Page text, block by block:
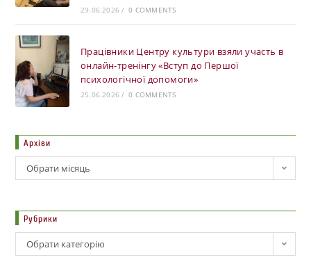
29.06.2026 / 0 COMMENTS
Працівники Центру культури взяли участь в
онлайн-тренінгу «Вступ до Першої
психологічної допомоги»
25.06.2026 / 0 COMMENTS
Архіви
Обрати місяць
Рубрики
Обрати категорію